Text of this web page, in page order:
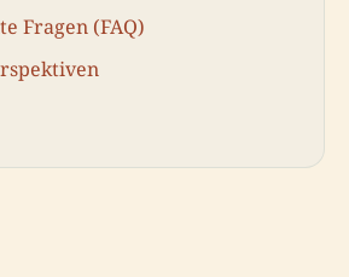
Fragen (FAQ)